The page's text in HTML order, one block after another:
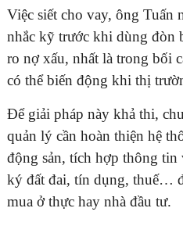
Việc siết cho vay, ông Tuấn
nhắc kỹ trước khi dùng đòn
ro nợ xấu, nhất là trong bối
có thể biến động khi thị
Để giải pháp này khả thi,
quản lý cần hoàn thiện hệ
động sản, tích hợp thông
ký đất đai, tín dụng, thuế…
mua ở thực hay nhà đầu tư.
HOÀN
Đăng ký tư vấn trực tiếp
0835182528 -